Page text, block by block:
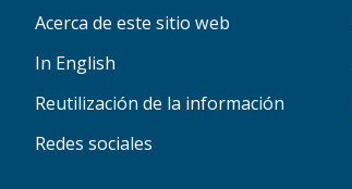
Acerca de este sitio web
In English
Reutilización de la información
Redes sociales